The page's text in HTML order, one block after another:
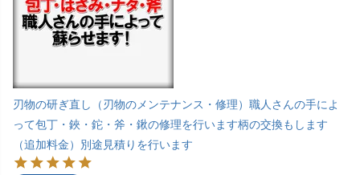
刃物の研ぎ直し（刃物のメンテナンス・修理）職人さんの手によ
って包丁・鋏・鉈・斧・鍬の修理を行います柄の交換もします
（追加料金）別途見積りを行います